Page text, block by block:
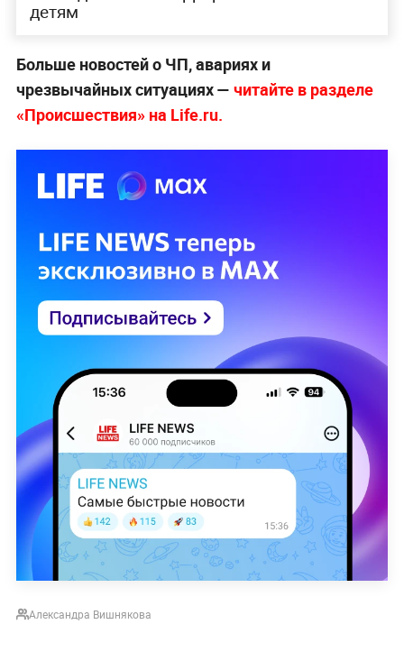
детям
Больше новостей о ЧП, авариях и
чрезвычайных ситуациях — читайте в разделе
«Происшествия» на Life.ru.
Александра Вишнякова